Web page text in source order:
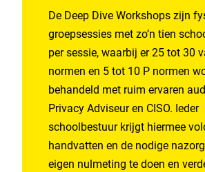
De Deep Dive Workshops zijn
groepsessies met zo’n tien
per sessie, waarbij er 25 tot 30
normen en 5 tot 10 P normen
behandeld met ruim ervaren
Privacy Adviseur en CISO. Ieder
schoolbestuur krijgt hiermee
handvatten en de nodige
eigen nulmeting te doen en